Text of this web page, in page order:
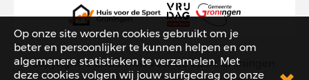
Op onze site worden cookies gebruikt om je
beter en persoonlijker te kunnen helpen en om
algemenere statistieken te verzamelen. Met
deze cookies volgen wij jouw surfgedrag op onze
copyright © 2026Huis voor de Sport Groningen